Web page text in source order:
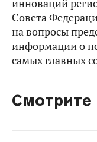
инноваций
Совета
на вопросы
информации о
самых главных
Смотрите